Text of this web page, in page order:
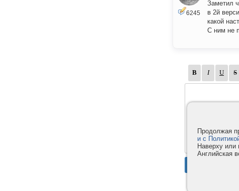
6245
Заметил
в 2й
какой
С ним не
Продолжая
и с
Наверху или
Английская